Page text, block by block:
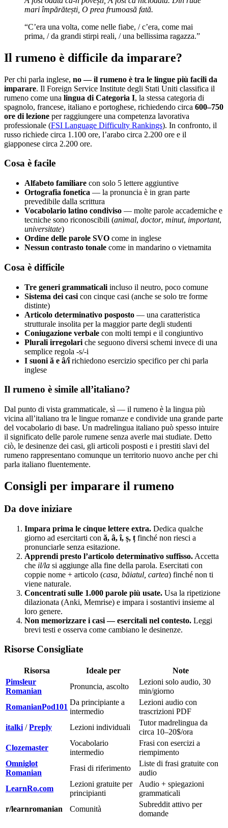
mari împărătești, O prea frumoasă fată.
“C’era una volta, come nelle fiabe, / c’era, come mai
prima, / da grandi stirpi reali, / una bellissima ragazza.”
Il rumeno è difficile da imparare?
Per chi parla inglese, no — il rumeno è tra le lingue più facili da
imparare. Il Foreign Service Institute degli Stati Uniti classifica il
rumeno come una lingua di Categoria I, la stessa categoria di
spagnolo, francese, italiano e portoghese, richiedendo circa 600–750
ore di lezione per raggiungere una competenza lavorativa
professionale (FSI Language Difficulty Rankings). In confronto, il
russo richiede circa 1.100 ore, l’arabo circa 2.200 ore e il
giapponese circa 2.200 ore.
Cosa è facile
Alfabeto familiare con solo 5 lettere aggiuntive
Ortografia fonetica — la pronuncia è in gran parte
prevedibile dalla scrittura
Vocabolario latino condiviso — molte parole accademiche e
tecniche sono riconoscibili (animal, doctor, minut, important,
universitate)
Ordine delle parole SVO come in inglese
Nessun contrasto tonale come in mandarino o vietnamita
Cosa è difficile
Tre generi grammaticali incluso il neutro, poco comune
Sistema dei casi con cinque casi (anche se solo tre forme
distinte)
Articolo determinativo posposto — una caratteristica
strutturale insolita per la maggior parte degli studenti
Coniugazione verbale con molti tempi e il congiuntivo
Plurali irregolari che seguono diversi schemi invece di una
semplice regola -s/-i
I suoni ă e â/îrichiedono esercizio specifico per chi parla
inglese
Il rumeno è simile all’italiano?
Dal punto di vista grammaticale, sì — il rumeno è la lingua più
vicina all’italiano tra le lingue romanze e condivide una grande parte
del vocabolario di base. Un madrelingua italiano può spesso intuire
il significato delle parole rumene senza averle mai studiate. Detto
ciò, le desinenze dei casi, gli articoli posposti e i prestiti slavi del
rumeno rappresentano comunque un territorio nuovo anche per chi
parla italiano fluentemente.
Consigli per imparare il rumeno
Da dove iniziare
Impara prima le cinque lettere extra. Dedica qualche
giorno ad esercitarti con ă, â, î, ș, ț finché non riesci a
pronunciarle senza esitazione.
Apprendi presto l’articolo determinativo suffisso. Accetta
che il/la si aggiunge alla fine della parola. Esercitati con
coppie nome + articolo (casa, băiatul, cartea) finché non ti
viene naturale.
Concentrati sulle 1.000 parole più usate. Usa la ripetizione
dilazionata (Anki, Memrise) e impara i sostantivi insieme al
loro genere.
Non memorizzare i casi — esercitali nel contesto. Leggi
brevi testi e osserva come cambiano le desinenze.
Risorse Consigliate
Risorsa Ideale per
Note
Pimsleur
Romanian
Pronuncia, ascolto
Lezioni solo audio, 30
min/giorno
RomanianPod101
Da principiante a
intermedio
Lezioni audio con
trascrizioni PDF
italki /Preply Lezioni individuali
Tutor madrelingua da
circa 10–20$/ora
Clozemaster
Vocabolario
intermedio
Frasi con esercizi a
riempimento
Omniglot
Romanian
Frasi di riferimento
Liste di frasi gratuite con
audio
LearnRo.com
Lezioni gratuite per
principianti
Audio + spiegazioni
grammaticali
r/learnromanian
Comunità
Subreddit attivo per
domande